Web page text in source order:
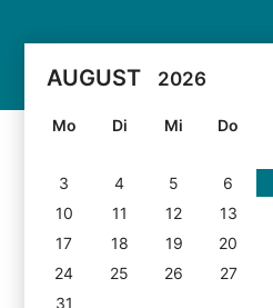
AUGUST 2026
Mo Di Mi Do
3
4 5 6
10
11 12 13
17
18 19 20
24
25 26 27
31